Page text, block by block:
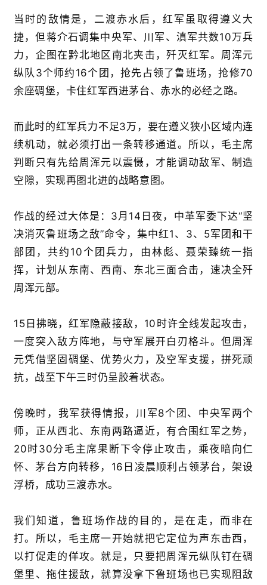
当时的敌情是，二渡赤水后，红军虽取得遵义大
捷，但蒋介石调集中央军、川军、滇军共数10万兵
力，企图在黔北地区南北夹击，歼灭红军。周浑元
纵队3个师约16个团，抢先占领了鲁班场，抢修70
余座碉堡，卡住红军西进茅台、赤水的必经之路。
而此时的红军兵力不足3万，要在遵义狭小区域内连
续机动，就必须打出一条转移通道。所以，毛主席
判断只有先给周浑元以震慑，才能调动敌军、制造
空隙，实现再图北进的战略意图。
作战的经过大体是：3月14日夜，中革军委下达“坚
决消灭鲁班场之敌”命令，集中红1、3、5军团和干
部团，共约10个团兵力，由林彪、聂荣臻统一指
挥，计划从东南、西南、东北三面合击，速决全歼
周浑元部。
15日拂晓，红军隐蔽接敌，10时许全线发起攻击，
一度突入敌方阵地，与守军展开白刃格斗。但周浑
元凭借坚固碉堡、优势火力，及空军支援，拼死顽
抗，战至下午三时仍呈胶着状态。
傍晚时，我军获得情报，川军8个团、中央军两个
师，正从西北、东南两路逼近，有合围红军之势，
20时30分毛主席果断下令停止攻击，乘夜暗向仁
怀、茅台方向转移，16日凌晨顺利占领茅台，架设
浮桥，成功三渡赤水。
我们知道，鲁班场作战的目的，是在走，而非在
打。所以，毛主席一开始就把它定位为声东击西，
以打促走的佯攻。就是，只要把周浑元纵队钉在碉
堡里、拖住援敌，就算没拿下鲁班场也已实现阻敌